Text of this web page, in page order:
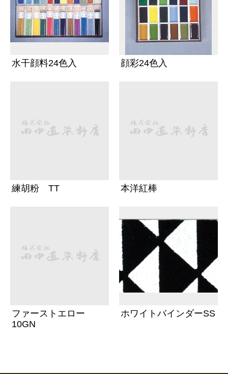
水干顔料24色入 顔彩24色入
練胡粉 TT 本洋紅棒
ファーストエロー
10GN
ホワイトバインダーSS